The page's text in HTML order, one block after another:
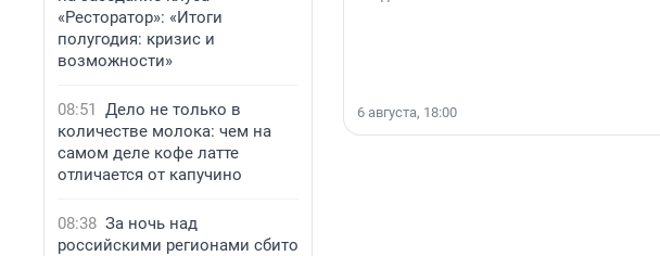
«Ресторатор»: «Итоги
полугодия: кризис и
возможности»
08:51 Дело не только в
количестве молока: чем на
самом деле кофе латте
отличается от капучино
08:38 За ночь над
российскими регионами сбито
6 августа, 18:00